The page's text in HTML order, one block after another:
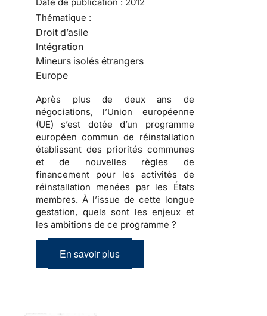
Thématique :
Droit d’asile
Intégration
Mineurs isolés étrangers
Europe
Après plus de deux ans de
négociations, l’Union européenne
(UE) s’est dotée d’un programme
européen commun de réinstallation
établissant des priorités communes
et de nouvelles règles de
financement pour les activités de
réinstallation menées par les États
membres. À l’issue de cette longue
gestation, quels sont les enjeux et
les ambitions de ce programme ?
En savoir plus